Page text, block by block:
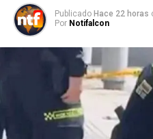
Publicado Hace 22 horas
Por Notifalcon